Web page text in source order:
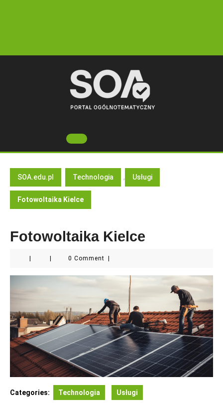
Open
Button
SOA.edu.pl Technologia , Usługi
Fotowoltaika Kielce
Fotowoltaika Kielce
0 Comment
Categories: Technologia Usługi